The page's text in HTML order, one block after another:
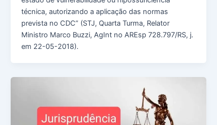
técnica, autorizando a aplicação das normas
prevista no CDC” (STJ, Quarta Turma, Relator
Ministro Marco Buzzi, AgInt no AREsp 728.797/RS, j.
em 22-05-2018).